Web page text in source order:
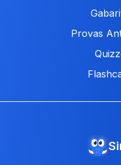
Provas